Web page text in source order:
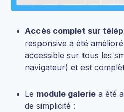
Accès complet sur
responsive a été
accessible sur tous les
navigateur) et est
Le module galerie a été
de simplicité :